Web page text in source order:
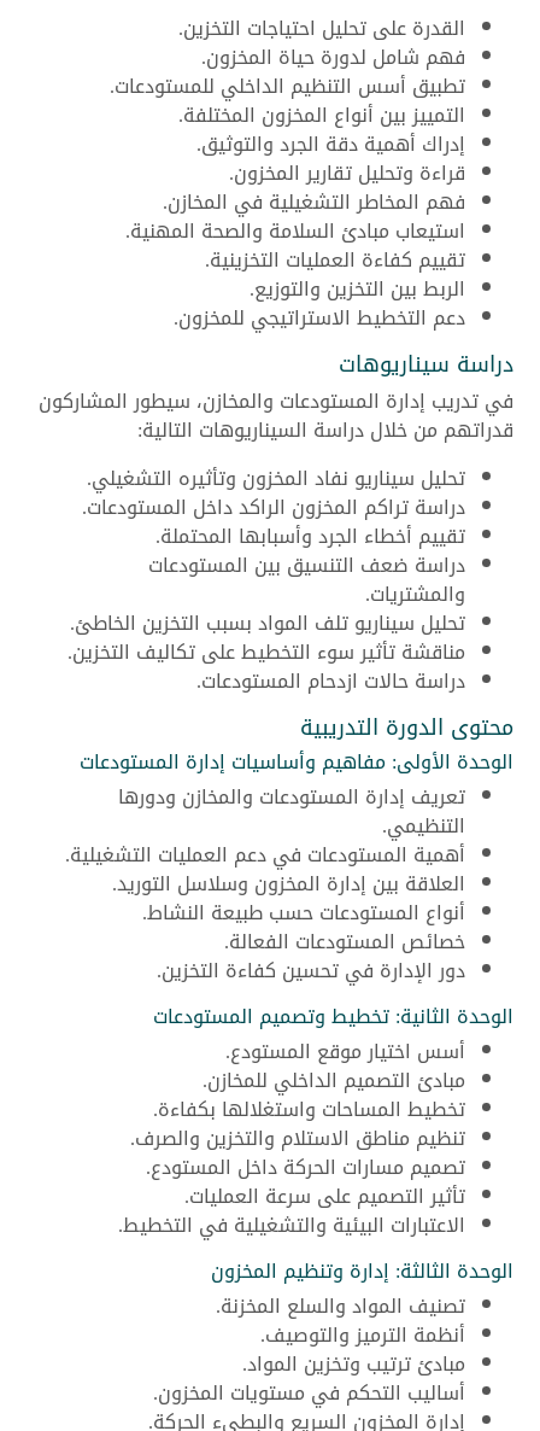
القدرة على تحليل احتياجات التخزين.
فهم شامل لدورة حياة المخزون.
تطبيق أسس التنظيم الداخلي للمستودعات.
التمييز بين أنواع المخزون المختلفة.
إدراك أهمية دقة الجرد والتوثيق.
قراءة وتحليل تقارير المخزون.
فهم المخاطر التشغيلية في المخازن.
استيعاب مبادئ السلامة والصحة المهنية.
تقييم كفاءة العمليات التخزينية.
الربط بين التخزين والتوزيع.
دعم التخطيط الاستراتيجي للمخزون.
دراسة سيناريوهات
في تدريب إدارة المستودعات والمخازن، سيطور المشاركون
قدراتهم من خلال دراسة السيناريوهات التالية:
تحليل سيناريو نفاد المخزون وتأثيره التشغيلي.
دراسة تراكم المخزون الراكد داخل المستودعات.
تقييم أخطاء الجرد وأسبابها المحتملة.
دراسة ضعف التنسيق بين المستودعات
والمشتريات.
تحليل سيناريو تلف المواد بسبب التخزين الخاطئ.
مناقشة تأثير سوء التخطيط على تكاليف التخزين.
دراسة حالات ازدحام المستودعات.
محتوى الدورة التدريبية
الوحدة الأولى: مفاهيم وأساسيات إدارة المستودعات
تعريف إدارة المستودعات والمخازن ودورها
التنظيمي.
أهمية المستودعات في دعم العمليات التشغيلية.
العلاقة بين إدارة المخزون وسلاسل التوريد.
أنواع المستودعات حسب طبيعة النشاط.
خصائص المستودعات الفعالة.
دور الإدارة في تحسين كفاءة التخزين.
الوحدة الثانية: تخطيط وتصميم المستودعات
أسس اختيار موقع المستودع.
مبادئ التصميم الداخلي للمخازن.
تخطيط المساحات واستغلالها بكفاءة.
تنظيم مناطق الاستلام والتخزين والصرف.
تصميم مسارات الحركة داخل المستودع.
تأثير التصميم على سرعة العمليات.
الاعتبارات البيئية والتشغيلية في التخطيط.
الوحدة الثالثة: إدارة وتنظيم المخزون
تصنيف المواد والسلع المخزنة.
أنظمة الترميز والتوصيف.
مبادئ ترتيب وتخزين المواد.
أساليب التحكم في مستويات المخزون.
إدارة المخزون السريع والبطيء الحركة.